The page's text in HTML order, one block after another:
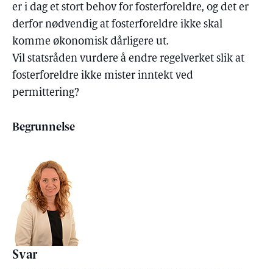
er i dag et stort behov for fosterforeldre, og det er
derfor nødvendig at fosterforeldre ikke skal
komme økonomisk dårligere ut.
Vil statsråden vurdere å endre regelverket slik at
fosterforeldre ikke mister inntekt ved
permittering?
Begrunnelse
Svar